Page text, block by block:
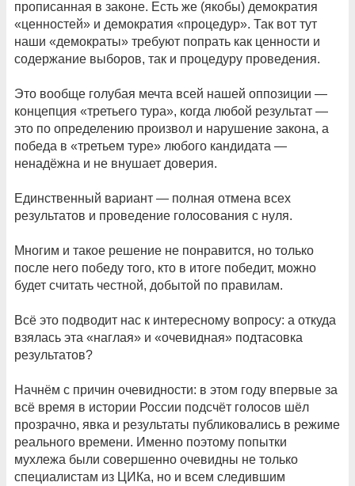
прописанная в законе. Есть же (якобы) демократия
«ценностей» и демократия «процедур». Так вот тут
наши «демократы» требуют попрать как ценности и
содержание выборов, так и процедуру проведения.
Это вообще голубая мечта всей нашей оппозиции —
концепция «третьего тура», когда любой результат —
это по определению произвол и нарушение закона, а
победа в «третьем туре» любого кандидата —
ненадёжна и не внушает доверия.
Единственный вариант — полная отмена всех
результатов и проведение голосования с нуля.
Многим и такое решение не понравится, но только
после него победу того, кто в итоге победит, можно
будет считать честной, добытой по правилам.
Всё это подводит нас к интересному вопросу: а откуда
взялась эта «наглая» и «очевидная» подтасовка
результатов?
Начнём с причин очевидности: в этом году впервые за
всё время в истории России подсчёт голосов шёл
прозрачно, явка и результаты публиковались в режиме
реального времени. Именно поэтому попытки
мухлежа были совершенно очевидны не только
специалистам из ЦИКа, но и всем следившим